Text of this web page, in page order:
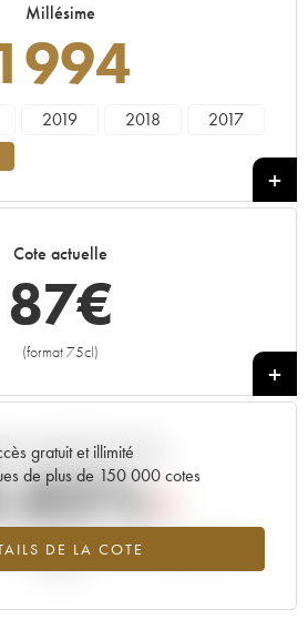
Millésime
2019 2018
2017
Cote actuelle
87€
(format 75cl)
+
gratuit et illimité
de plus de 150 000 cotes
DE LA COTE
actuelle de la cote
du millésime 1994 en 2026 par rapport à